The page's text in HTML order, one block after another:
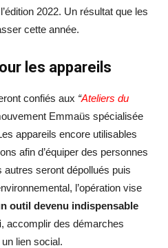
2022. Un résultat que les
cette année.
les appareils
confiés aux “Ateliers du
Emmaüs spécialisée
appareils encore utilisables
afin d’équiper des personnes
autres seront dépollués puis
l’opération vise
outil devenu indispensable
, accomplir des démarches
lien social.